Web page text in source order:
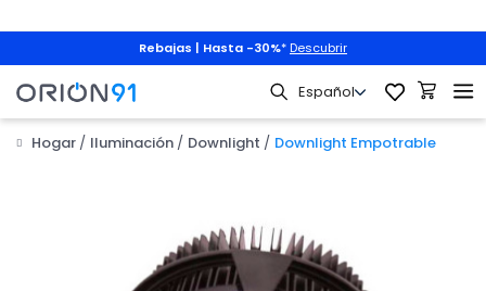
Rebajas | Hasta -30%* Descubrir
Hogar Iluminación Downlight Downlight Empotrable